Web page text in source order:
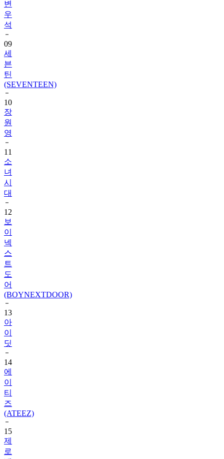
석
09
세
븐
틴
(SEVENTEEN)
10
장
원
영
11
소
녀
시
대
12
보
이
넥
스
트
도
어
(BOYNEXTDOOR)
13
아
이
딧
14
에
이
티
즈
(ATEEZ)
15
제
로
베
이